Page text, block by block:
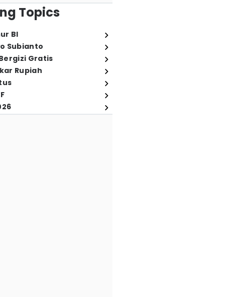
Topics
BI
Subianto
Gratis
Rupiah